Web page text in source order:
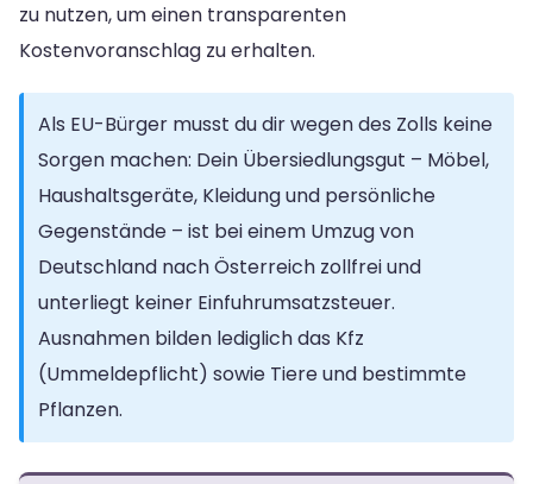
zu nutzen, um einen transparenten
Kostenvoranschlag zu erhalten.
Als EU-Bürger musst du dir wegen des Zolls keine
Sorgen machen: Dein Übersiedlungsgut – Möbel,
Haushaltsgeräte, Kleidung und persönliche
Gegenstände – ist bei einem Umzug von
Deutschland nach Österreich zollfrei und
unterliegt keiner Einfuhrumsatzsteuer.
Ausnahmen bilden lediglich das Kfz
(Ummeldepflicht) sowie Tiere und bestimmte
Pflanzen.